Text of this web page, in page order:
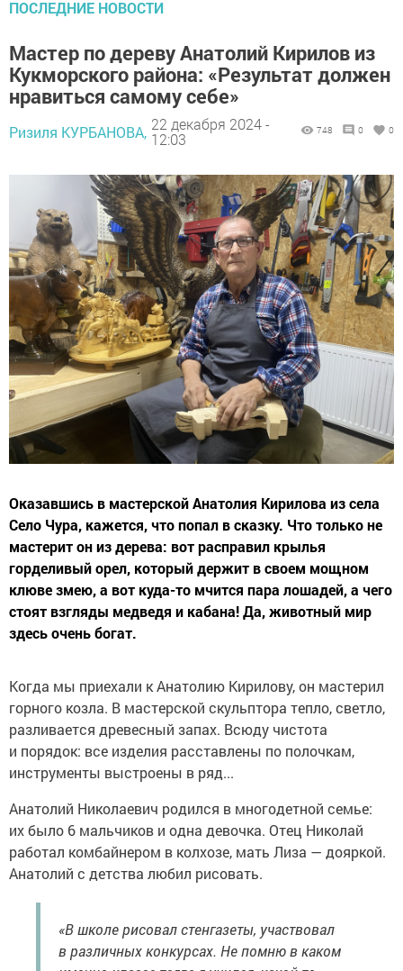
ПОСЛЕДНИЕ НОВОСТИ
Мастер по дереву Анатолий Кирилов из
Кукморского района: «Результат должен
нравиться самому себе»
Ризиля КУРБАНОВА, 22 декабря 2024 -
12:03
748 0 0
Оказавшись в мастерской Анатолия Кирилова из села
Село Чура, кажется, что попал в сказку. Что только не
мастерит он из дерева: вот расправил крылья
горделивый орел, который держит в своем мощном
клюве змею, а вот куда-то мчится пара лошадей, а чего
стоят взгляды медведя и кабана! Да, животный мир
здесь очень богат.
Когда мы приехали к Анатолию Кирилову, он мастерил
горного козла. В мастерской скульптора тепло, светло,
разливается древесный запах. Всюду чистота
и порядок: все изделия расставлены по полочкам,
инструменты выстроены в ряд...
Анатолий Николаевич родился в многодетной семье:
их было 6 мальчиков и одна девочка. Отец Николай
работал комбайнером в колхозе, мать Лиза — дояркой.
Анатолий с детства любил рисовать.
«В школе рисовал стенгазеты, участвовал
в различных конкурсах. Не помню в каком